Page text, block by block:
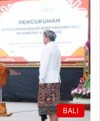
BALI